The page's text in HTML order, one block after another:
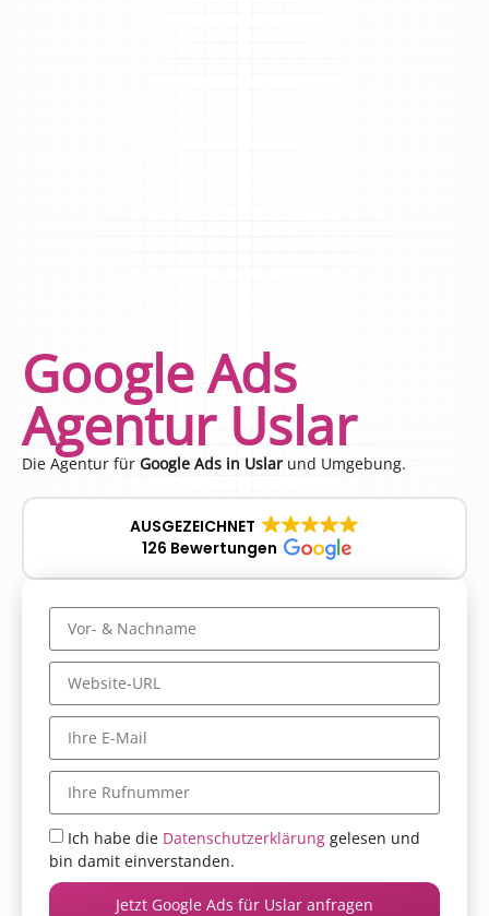
Google Ads
Agentur Uslar
Die Agentur für Google Ads in Uslar und Umgebung.
AUSGEZEICHNET
126 Bewertungen
Ich habe die Datenschutzerklärung gelesen und
bin damit einverstanden.
Jetzt Google Ads für Uslar anfragen